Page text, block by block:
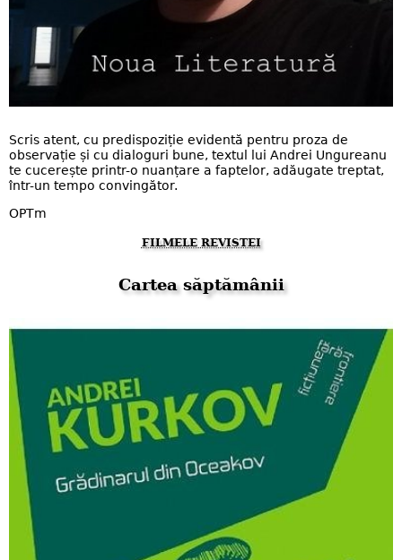
Scris atent, cu predispoziție evidentă pentru proza de
observație și cu dialoguri bune, textul lui Andrei Ungureanu
te cucerește printr-o nuanțare a faptelor, adăugate treptat,
într-un tempo convingător.
OPTm
FILMELE REVISTEI
Cartea săptămânii